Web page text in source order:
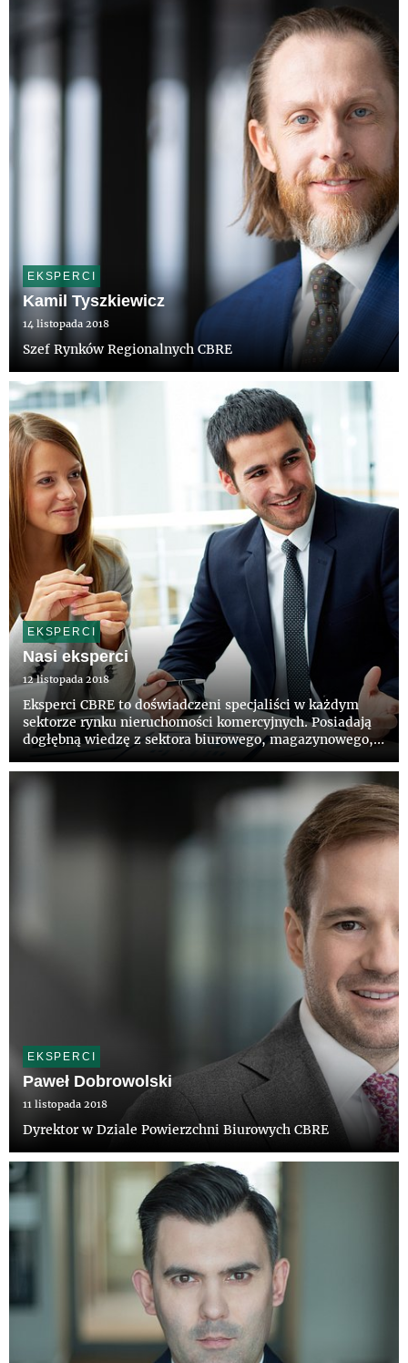
EKSPERCI
Kamil Tyszkiewicz
14 listopada 2018
Szef Rynków Regionalnych CBRE
EKSPERCI
Nasi eksperci
12 listopada 2018
Eksperci CBRE to doświadczeni specjaliści w każdym
sektorze rynku nieruchomości komercyjnych. Posiadają
dogłębną wiedzę z sektora biurowego, magazynowego,
EKSPERCI
Paweł Dobrowolski
11 listopada 2018
Dyrektor w Dziale Powierzchni Biurowych CBRE